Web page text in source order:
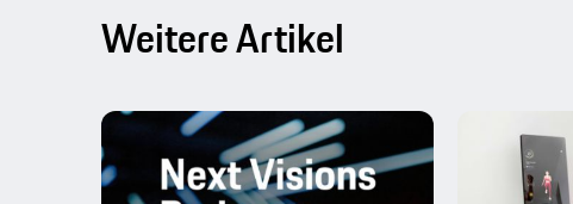
Weitere Artikel